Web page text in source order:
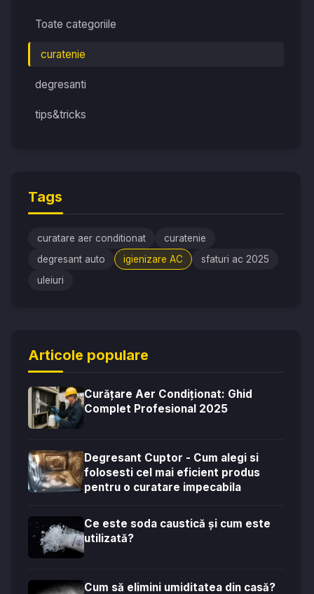
Toate categoriile
curatenie
degresanti
tips&tricks
Tags
curatare aer conditionat
curatenie
degresant auto
igienizare AC
sfaturi ac 2025
uleiuri
Articole populare
Curățare Aer Condiționat: Ghid
Complet Profesional 2025
Degresant Cuptor - Cum alegi si
folosesti cel mai eficient produs
pentru o curatare impecabila
Ce este soda caustică și cum este
utilizată?
Cum să elimini umiditatea din casă?